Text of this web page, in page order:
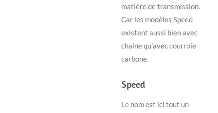
matière de transmission.
Car les modèles Speed
existent aussi bien avec
chaîne qu'avec courroie
carbone.
Speed
Le nom est ici tout un